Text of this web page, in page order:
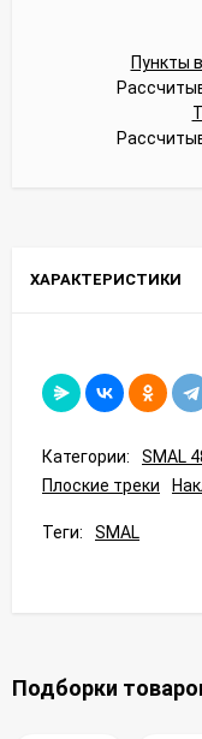
Пункты
ХАРАКТЕРИСТИКИ
Категории:
SMAL
Плоские треки
Теги: SMAL
Подборки